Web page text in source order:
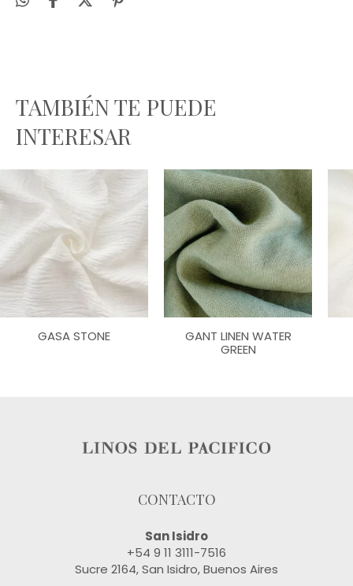
TAMBIÉN TE PUEDE
INTERESAR
GASA STONE
GANT LINEN WATER
GREEN
CONTACTO
San Isidro
+54 9 11 3111-7516
Sucre 2164, San Isidro, Buenos Aires